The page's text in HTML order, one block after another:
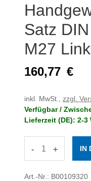
Satz
M27
160,77 €
inkl. MwSt., zzgl.
Verfügbar /
Lieferzeit (DE): 2-3
- +
Art.-Nr.: B00109320